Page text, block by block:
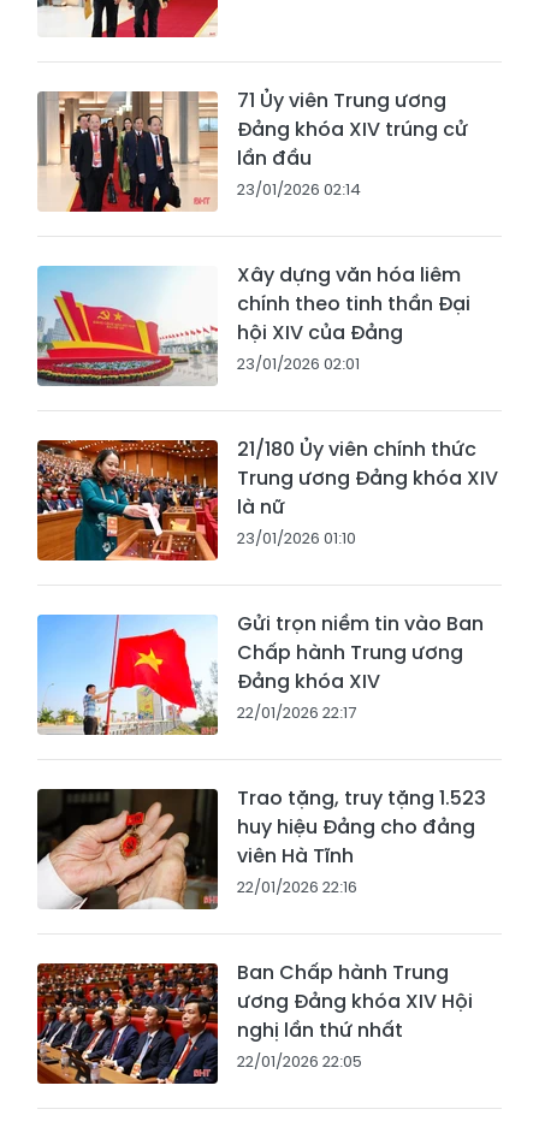
71 Ủy viên Trung ương
Đảng khóa XIV trúng cử
lần đầu
23/01/2026 02:14
Xây dựng văn hóa liêm
chính theo tinh thần Đại
hội XIV của Đảng
23/01/2026 02:01
21/180 Ủy viên chính thức
Trung ương Đảng khóa XIV
là nữ
23/01/2026 01:10
Gửi trọn niềm tin vào Ban
Chấp hành Trung ương
Đảng khóa XIV
22/01/2026 22:17
Trao tặng, truy tặng 1.523
huy hiệu Đảng cho đảng
viên Hà Tĩnh
22/01/2026 22:16
Ban Chấp hành Trung
ương Đảng khóa XIV Hội
nghị lần thứ nhất
22/01/2026 22:05